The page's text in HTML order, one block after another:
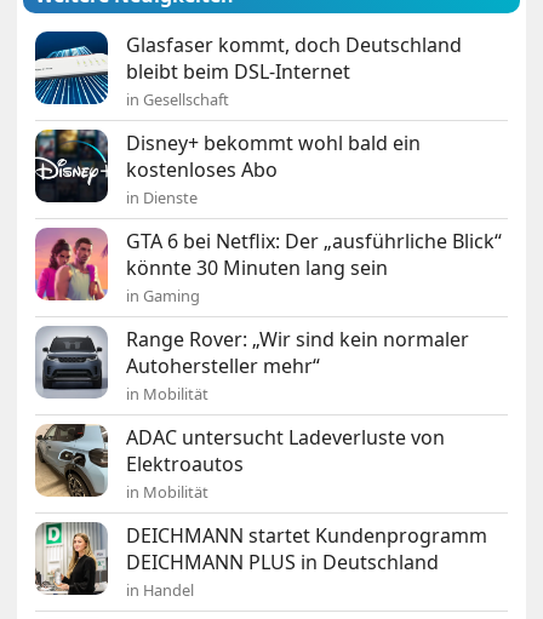
Glasfaser kommt, doch Deutschland
bleibt beim DSL-Internet
in Gesellschaft
Disney+ bekommt wohl bald ein
kostenloses Abo
in Dienste
GTA 6 bei Netflix: Der „ausführliche Blick“
könnte 30 Minuten lang sein
in Gaming
Range Rover: „Wir sind kein normaler
Autohersteller mehr“
in Mobilität
ADAC untersucht Ladeverluste von
Elektroautos
in Mobilität
DEICHMANN startet Kundenprogramm
DEICHMANN PLUS in Deutschland
in Handel